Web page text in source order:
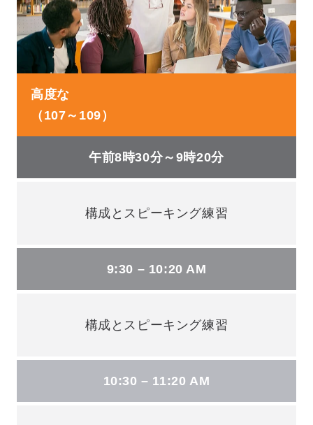
高度な
（107～109）
午前8時30分～9時20分
構成とスピーキング練習
9:30 – 10:20 AM
構成とスピーキング練習
10:30 – 11:20 AM